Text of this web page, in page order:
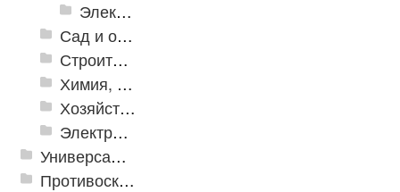
Электронные измерительные инструменты
Сад и огород
Строительная Химия и принадлежности
Химия, крепеж, СИЗ
Хозяйственные принадлежности
Электрика и свет
Универсальные модульные покрытия
Противоскользящая защита для лестниц, профили, ленты